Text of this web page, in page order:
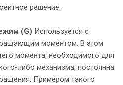
решение.
(G) Используется с
моментом. В этом
момента, необходимого для
либо механизма, постоянна
Примером такого